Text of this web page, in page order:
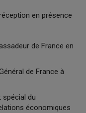
en présence
de France en
de France à
spécial du
économiques